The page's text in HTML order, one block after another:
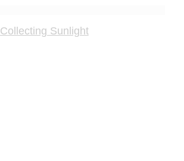
Collecting Sunlight